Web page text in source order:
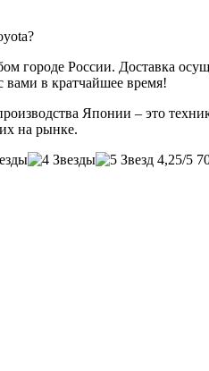
городе России. Доставка
вами в кратчайшее время!
Японии – это
на рынке.
4,25/5